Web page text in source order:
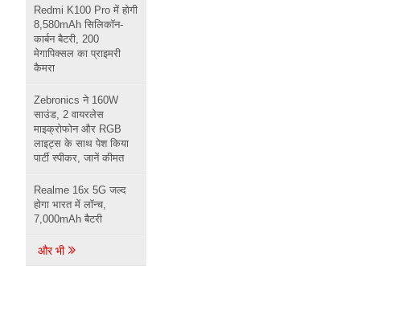
Redmi K100 Pro में होगी
8,580mAh सिलिकॉन-
कार्बन बैटरी, 200
मेगापिक्सल का प्राइमरी
कैमरा
Zebronics ने 160W
साउंड, 2 वायरलेस
माइक्रोफोन और RGB
लाइट्स के साथ पेश किया
पार्टी स्पीकर, जानें कीमत
Realme 16x 5G जल्द
होगा भारत में लॉन्च,
7,000mAh बैटरी
और भी